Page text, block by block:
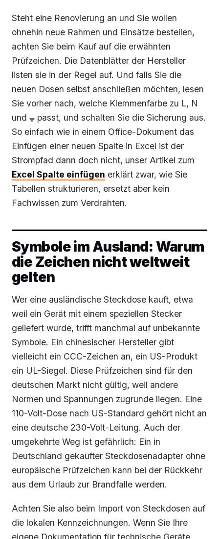
Steht eine Renovierung an und Sie wollen
ohnehin neue Rahmen und Einsätze bestellen,
achten Sie beim Kauf auf die erwähnten
Prüfzeichen. Die Datenblätter der Hersteller
listen sie in der Regel auf. Und falls Sie die
neuen Dosen selbst anschließen möchten, lesen
Sie vorher nach, welche Klemmenfarbe zu L, N
und ⏚ passt, und schalten Sie die Sicherung aus.
So einfach wie in einem Office-Dokument das
Einfügen einer neuen Spalte in Excel ist der
Strompfad dann doch nicht, unser Artikel zum
Excel Spalte einfügen erklärt zwar, wie Sie
Tabellen strukturieren, ersetzt aber kein
Fachwissen zum Verdrahten.
Symbole im Ausland: Warum
die Zeichen nicht weltweit
gelten
Wer eine ausländische Steckdose kauft, etwa
weil ein Gerät mit einem speziellen Stecker
geliefert wurde, trifft manchmal auf unbekannte
Symbole. Ein chinesischer Hersteller gibt
vielleicht ein CCC-Zeichen an, ein US-Produkt
ein UL-Siegel. Diese Prüfzeichen sind für den
deutschen Markt nicht gültig, weil andere
Normen und Spannungen zugrunde liegen. Eine
110-Volt-Dose nach US-Standard gehört nicht an
eine deutsche 230-Volt-Leitung. Auch der
umgekehrte Weg ist gefährlich: Ein in
Deutschland gekaufter Steckdosenadapter ohne
europäische Prüfzeichen kann bei der Rückkehr
aus dem Urlaub zur Brandfalle werden.
Achten Sie also beim Import von Steckdosen auf
die lokalen Kennzeichnungen. Wenn Sie Ihre